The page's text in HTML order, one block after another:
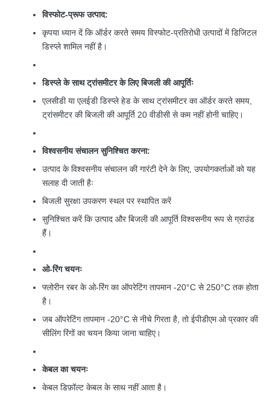
विस्फोट-प्रूफ उत्पाद:
कृपया ध्यान दें कि ऑर्डर करते समय विस्फोट-प्रतिरोधी उत्पादों में डिजिटल
डिस्प्ले शामिल नहीं है।
डिस्प्ले के साथ ट्रांसमीटर के लिए बिजली की आपूर्तिः
एलसीडी या एलईडी डिस्प्ले हेड के साथ ट्रांसमीटर का ऑर्डर करते समय,
ट्रांसमीटर की बिजली की आपूर्ति 20 वीडीसी से कम नहीं होनी चाहिए।
विश्वसनीय संचालन सुनिश्चित करना:
उत्पाद के विश्वसनीय संचालन की गारंटी देने के लिए, उपयोगकर्ताओं को यह
सलाह दी जाती हैः
बिजली सुरक्षा उपकरण स्थल पर स्थापित करें
सुनिश्चित करें कि उत्पाद और बिजली की आपूर्ति विश्वसनीय रूप से ग्राउंड
हैं।
ओ-रिंग चयनः
फ्लोरीन रबर के ओ-रिंग का ऑपरेटिंग तापमान -20°C से 250°C तक होता
है।
जब ऑपरेटिंग तापमान -20°C से नीचे गिरता है, तो ईपीडीएम ओ प्रकार की
सीलिंग रिंगों का चयन किया जाना चाहिए।
केबल का चयनः
केबल डिफ़ॉल्ट केबल के साथ नहीं आता है।